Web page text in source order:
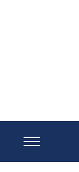
TOGGLE
SIDEBAR